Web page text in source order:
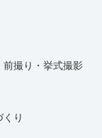
前撮り・挙式撮影
くり